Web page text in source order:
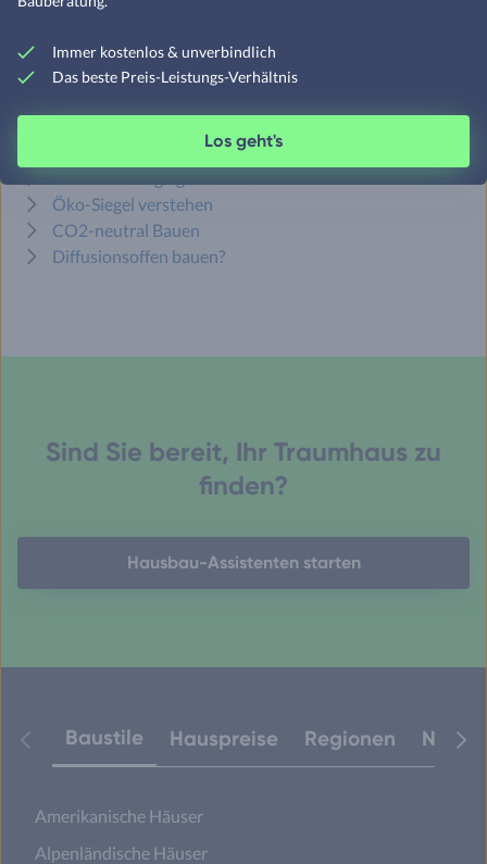
Strohballenhaus erklärt
Brennwertheizung Kosten
Regenwasser sammeln?
Plusenergiehaus bauen
Öko-Siegel verstehen
CO2-neutral Bauen
Diffusionsoffen bauen?
Sind Sie bereit, Ihr Traumhaus zu
finden?
Hausbau-Assistenten starten
Baustile Hauspreise Regionen
Amerikanische Häuser
Alpenländische Häuser
Immer kostenlos & unverbindlich
Das beste Preis-Leistungs-Verhältnis
Los geht's